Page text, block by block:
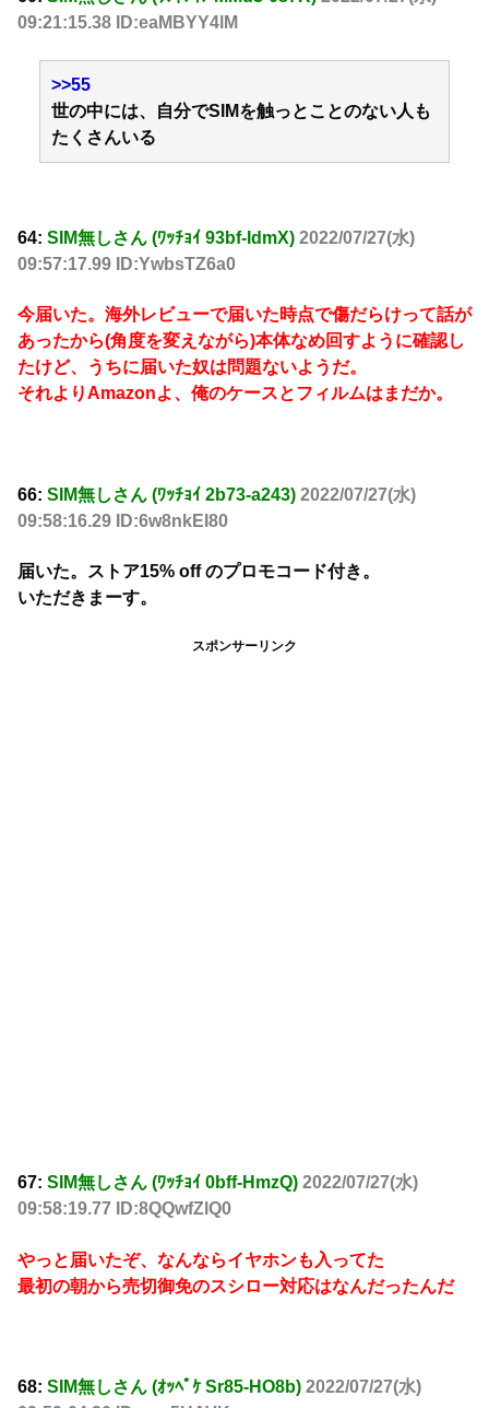
09:21:15.38 ID:eaMBYY4lM
>>55
世の中には、自分でSIMを触っとことのない人も
たくさんいる
64: SIM無しさん (ﾜｯﾁｮｲ 93bf-IdmX) 2022/07/27(水)
09:57:17.99 ID:YwbsTZ6a0
今届いた。海外レビューで届いた時点で傷だらけって話が
あったから(角度を変えながら)本体なめ回すように確認し
たけど、うちに届いた奴は問題ないようだ。
それよりAmazonよ、俺のケースとフィルムはまだか。
66: SIM無しさん (ﾜｯﾁｮｲ 2b73-a243) 2022/07/27(水)
09:58:16.29 ID:6w8nkEI80
届いた。ストア15% off のプロモコード付き。
いただきまーす。
スポンサーリンク
67: SIM無しさん (ﾜｯﾁｮｲ 0bff-HmzQ) 2022/07/27(水)
09:58:19.77 ID:8QQwfZlQ0
やっと届いたぞ、なんならイヤホンも入ってた
最初の朝から売切御免のスシロー対応はなんだったんだ
68: SIM無しさん (ｵｯﾍﾟｹ Sr85-HO8b) 2022/07/27(水)